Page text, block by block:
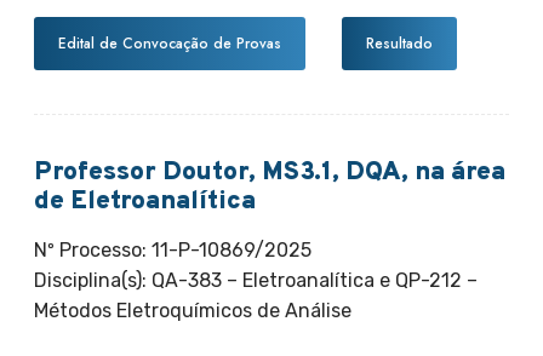
Edital de Convocação de Provas Resultado
Professor Doutor, MS3.1, DQA, na área
de Eletroanalítica
Nº Processo: 11-P-10869/2025
Disciplina(s): QA-383 – Eletroanalítica e QP-212 –
Métodos Eletroquímicos de Análise